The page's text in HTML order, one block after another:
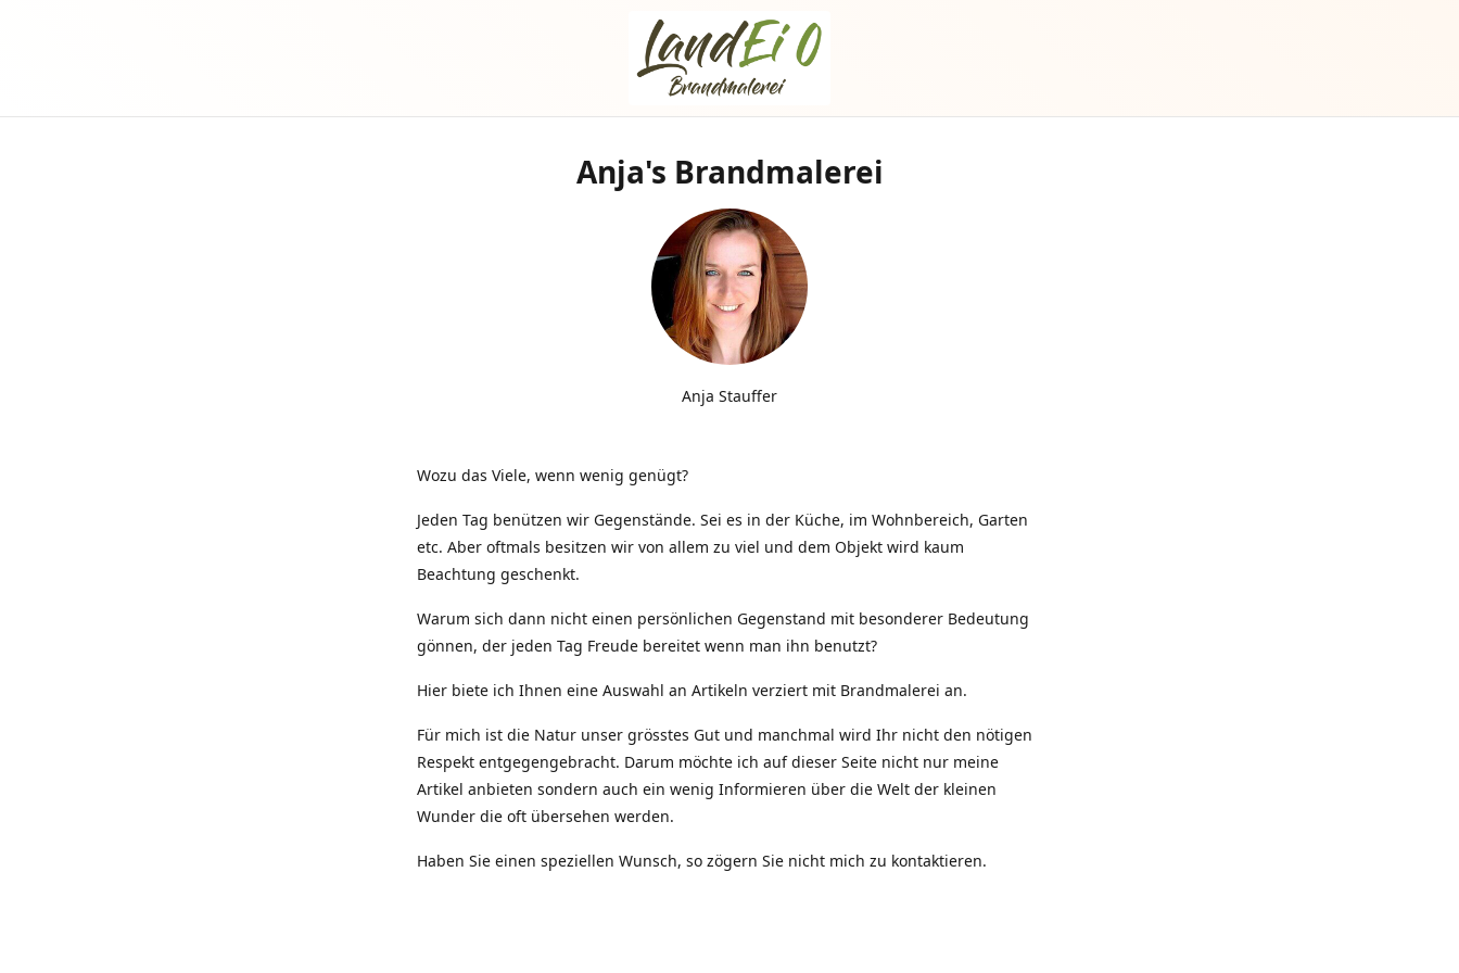
Anja's Brandmalerei
Anja Stauffer
Wozu das Viele, wenn wenig genügt?
Jeden Tag benützen wir Gegenstände. Sei es in der Küche, im Wohnbereich, Garten
etc. Aber oftmals besitzen wir von allem zu viel und dem Objekt wird kaum
Beachtung geschenkt.
Warum sich dann nicht einen persönlichen Gegenstand mit besonderer Bedeutung
gönnen, der jeden Tag Freude bereitet wenn man ihn benutzt?
Hier biete ich Ihnen eine Auswahl an Artikeln verziert mit Brandmalerei an.
Für mich ist die Natur unser grösstes Gut und manchmal wird Ihr nicht den nötigen
Respekt entgegengebracht. Darum möchte ich auf dieser Seite nicht nur meine
Artikel anbieten sondern auch ein wenig Informieren über die Welt der kleinen
Wunder die oft übersehen werden.
Haben Sie einen speziellen Wunsch, so zögern Sie nicht mich zu kontaktieren.